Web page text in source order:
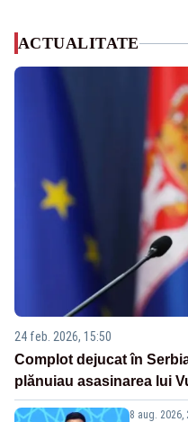
ACTUALITATE
24 feb. 2026, 15:50
Complot dejucat în
plănuiau asasinarea lui
8 aug. 2026,